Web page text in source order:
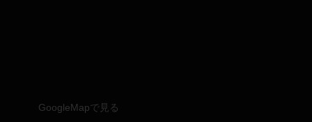
GoogleMapで見る